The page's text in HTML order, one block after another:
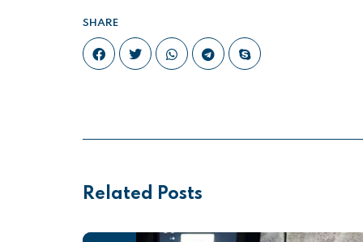
SHARE
Related Posts